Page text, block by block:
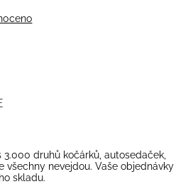
druhů kočárků, autosedaček,
všechny nevejdou. Vaše objednávky
skladu.